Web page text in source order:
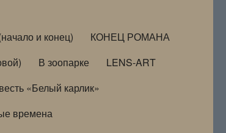
и конец)
КОНЕЦ РОМАНА
В зоопарке
LENS-ART
«Белый карлик»
времена